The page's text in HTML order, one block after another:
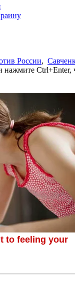
России,
Ctrl+Enter,